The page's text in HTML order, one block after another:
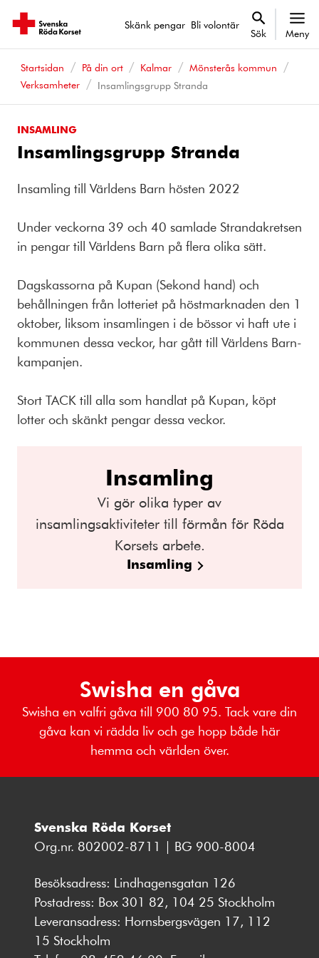
Skänk pengar Bli volontär
Sök Meny
Startsidan På din ort Kalmar
Mönsterås kommun
Verksamheter
Insamlingsgrupp Stranda
INSAMLING
Insamlingsgrupp Stranda
Insamling till Världens Barn hösten 2022
Under veckorna 39 och 40 samlade Strandakretsen
in pengar till Världens Barn på flera olika sätt.
Dagskassorna på Kupan (Sekond hand) och
behållningen från lotteriet på höstmarknaden den 1
oktober, liksom insamlingen i de bössor vi haft ute i
kommunen dessa veckor, har gått till Världens Barn-
kampanjen.
Stort TACK till alla som handlat på Kupan, köpt
lotter och skänkt pengar dessa veckor.
Insamling
Vi gör olika typer av
insamlingsaktiviteter till förmån för Röda
Korsets arbete.
Insamling
Swisha en gåva
Swisha en valfri gåva till 900 80 95. Tack vare din
gåva kan vi rädda liv och ge hopp både här
hemma och världen över.
Svenska Röda Korset
Org.nr. 802002-8711 | BG 900-8004
Besöksadress: Lindhagensgatan 126
Postadress: Box 301 82, 104 25 Stockholm
Leveransadress: Hornsbergsvägen 17, 112
15 Stockholm